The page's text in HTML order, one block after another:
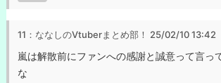
11：ななしのVtuberまとめ部！ 25/02/10 13:42
嵐は解散前にファンへの感謝と誠意って言っ
な